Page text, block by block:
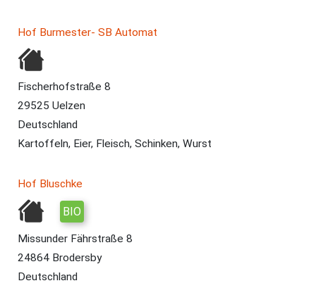
Hof Burmester- SB Automat
Fischerhofstraße 8
29525 Uelzen
Deutschland
Kartoffeln, Eier, Fleisch, Schinken, Wurst
Hof Bluschke
BIO
Missunder Fährstraße 8
24864 Brodersby
Deutschland